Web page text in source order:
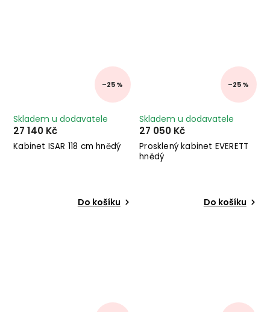
–25 %
Kabinet ISAR 118 cm hnědý
Skladem u dodavatele
27 140 Kč
Do košíku
–25 %
Prosklený kabinet EVERETT
hnědý
Skladem u dodavatele
27 050 Kč
Do košíku